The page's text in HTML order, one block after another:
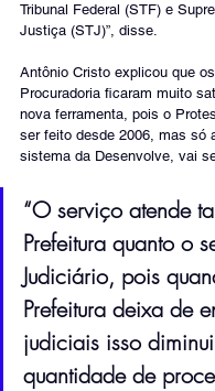
Tribunal Federal (STF) e
Justiça (STJ)”, disse.
Antônio Cristo explicou que
Procuradoria ficaram muito
nova ferramenta, pois o
ser feito desde 2006, mas só
sistema da Desenvolve, vai
“O serviço atende
Prefeitura quanto o
Judiciário, pois
Prefeitura deixa de
judiciais isso
quantidade de